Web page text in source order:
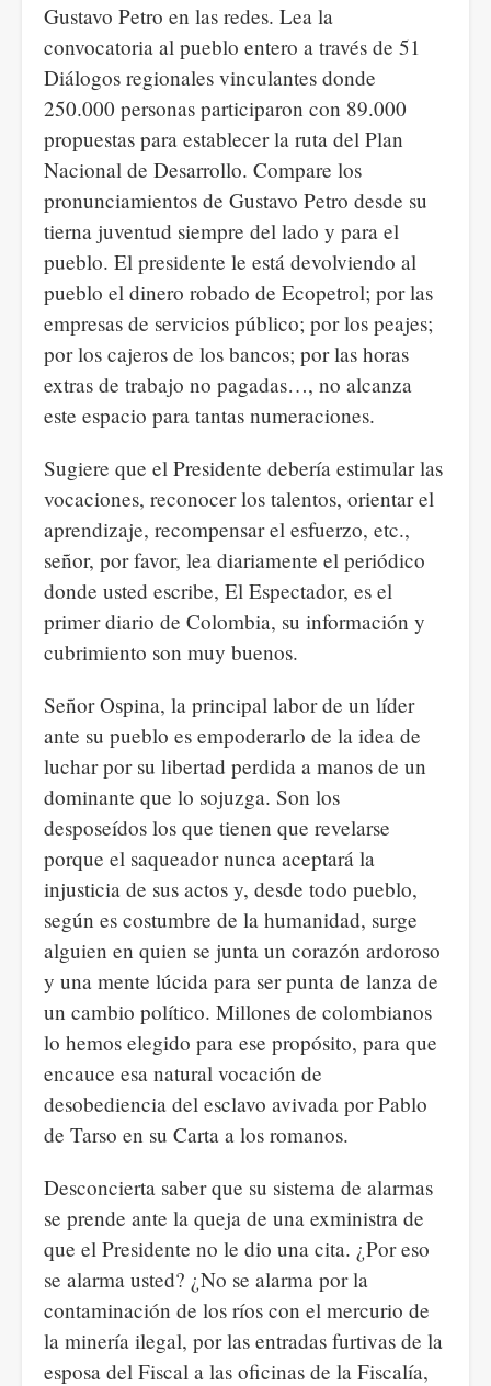
Gustavo Petro en las redes. Lea la
convocatoria al pueblo entero a través de 51
Diálogos regionales vinculantes donde
250.000 personas participaron con 89.000
propuestas para establecer la ruta del Plan
Nacional de Desarrollo. Compare los
pronunciamientos de Gustavo Petro desde su
tierna juventud siempre del lado y para el
pueblo. El presidente le está devolviendo al
pueblo el dinero robado de Ecopetrol; por las
empresas de servicios público; por los peajes;
por los cajeros de los bancos; por las horas
extras de trabajo no pagadas…, no alcanza
este espacio para tantas numeraciones.
Sugiere que el Presidente debería estimular las
vocaciones, reconocer los talentos, orientar el
aprendizaje, recompensar el esfuerzo, etc.,
señor, por favor, lea diariamente el periódico
donde usted escribe, El Espectador, es el
primer diario de Colombia, su información y
cubrimiento son muy buenos.
Señor Ospina, la principal labor de un líder
ante su pueblo es empoderarlo de la idea de
luchar por su libertad perdida a manos de un
dominante que lo sojuzga. Son los
desposeídos los que tienen que revelarse
porque el saqueador nunca aceptará la
injusticia de sus actos y, desde todo pueblo,
según es costumbre de la humanidad, surge
alguien en quien se junta un corazón ardoroso
y una mente lúcida para ser punta de lanza de
un cambio político. Millones de colombianos
lo hemos elegido para ese propósito, para que
encauce esa natural vocación de
desobediencia del esclavo avivada por Pablo
de Tarso en su Carta a los romanos.
Desconcierta saber que su sistema de alarmas
se prende ante la queja de una exministra de
que el Presidente no le dio una cita. ¿Por eso
se alarma usted? ¿No se alarma por la
contaminación de los ríos con el mercurio de
la minería ilegal, por las entradas furtivas de la
esposa del Fiscal a las oficinas de la Fiscalía,